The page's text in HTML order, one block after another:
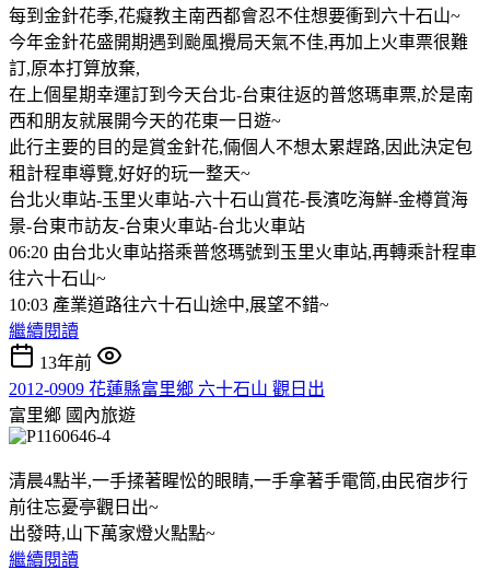
每到金針花季,花癡教主南西都會忍不住想要衝到六十石山~
今年金針花盛開期遇到颱風攪局天氣不佳,再加上火車票很難
訂,原本打算放棄,
在上個星期幸運訂到今天台北-台東往返的普悠瑪車票,於是南
西和朋友就展開今天的花東一日遊~
此行主要的目的是賞金針花,倆個人不想太累趕路,因此決定包
租計程車導覽,好好的玩一整天~
台北火車站-玉里火車站-六十石山賞花-長濱吃海鮮-金樽賞海
景-台東市訪友-台東火車站-台北火車站
06:20 由台北火車站搭乘普悠瑪號到玉里火車站,再轉乘計程車
往六十石山~
10:03 產業道路往六十石山途中,展望不錯~
繼續閱讀
13年前
2012-0909 花蓮縣富里鄉 六十石山 觀日出
富里鄉 國內旅遊
清晨4點半,一手揉著睲忪的眼睛,一手拿著手電筒,由民宿步行
前往忘憂亭觀日出~
出發時,山下萬家燈火點點~
繼續閱讀